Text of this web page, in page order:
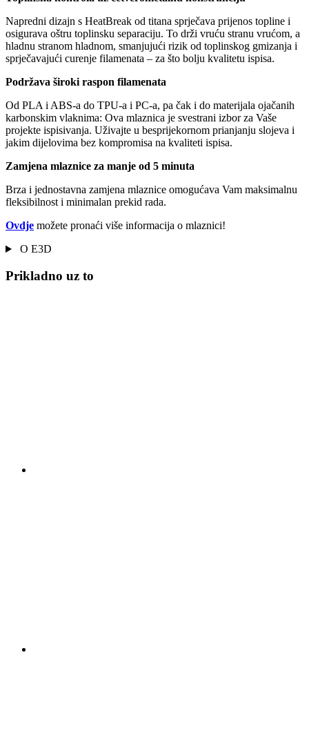
Napredni dizajn s HeatBreak od titana sprječava prijenos topline i
osigurava oštru toplinsku separaciju. To drži vruću stranu vrućom, a
hladnu stranom hladnom, smanjujući rizik od toplinskog gmizanja i
sprječavajući curenje filamenata – za što bolju kvalitetu ispisa.
Podržava široki raspon filamenata
Od PLA i ABS-a do TPU-a i PC-a, pa čak i do materijala ojačanih
karbonskim vlaknima: Ova mlaznica je svestrani izbor za Vaše
projekte ispisivanja. Uživajte u besprijekornom prianjanju slojeva i
jakim dijelovima bez kompromisa na kvaliteti ispisa.
Zamjena mlaznice za manje od 5 minuta
Brza i jednostavna zamjena mlaznice omogućava Vam maksimalnu
fleksibilnost i minimalan prekid rada.
Ovdje možete pronaći više informacija o mlaznici!
O E3D
Prikladno uz to